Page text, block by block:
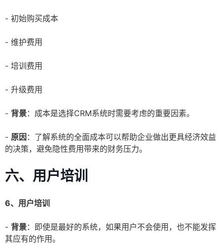
- 初始购买成本
- 维护费用
- 培训费用
- 升级费用
- 背景：成本是选择CRM系统时需要考虑的重要因素。
- 原因 ：了解系统的全面成本可以帮助企业做出更具经济效益
的决策，避免隐性费用带来的财务压力。
六、用户培训
6、用户培训
- 背景：即使是最好的系统，如果用户不会使用，也不能发挥
其应有的作用。